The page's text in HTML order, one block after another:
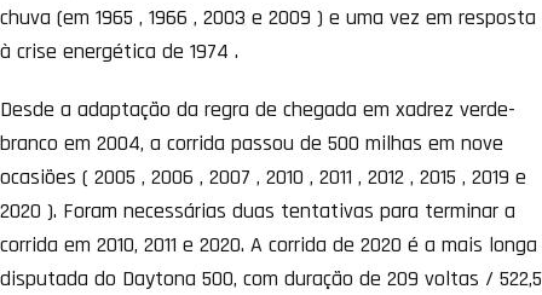
chuva (em 1965 , 1966 , 2003 e 2009 ) e uma vez em resposta
à crise energética de 1974 .
Desde a adaptação da regra de chegada em xadrez verde-
branco em 2004, a corrida passou de 500 milhas em nove
ocasiões ( 2005 , 2006 , 2007 , 2010 , 2011 , 2012 , 2015 , 2019 e
2020 ). Foram necessárias duas tentativas para terminar a
corrida em 2010, 2011 e 2020. A corrida de 2020 é a mais longa
disputada do Daytona 500, com duração de 209 voltas / 522,5